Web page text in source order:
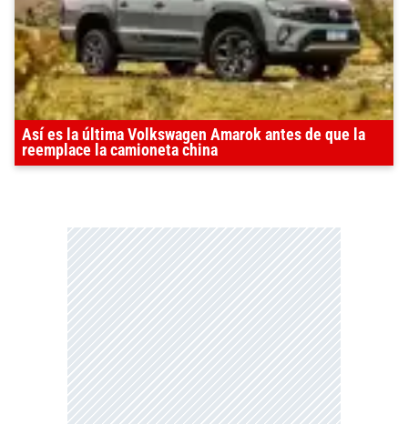
Así es la última Volkswagen Amarok antes de que la
reemplace la camioneta china